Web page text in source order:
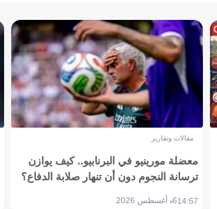
مقالات وتقارير
معضلة مورينيو في البرنابيو.. كيف يوازن
ترسانة النجوم دون أن تنهار صلابة الدفاع؟
14:576 أغسطس 2026